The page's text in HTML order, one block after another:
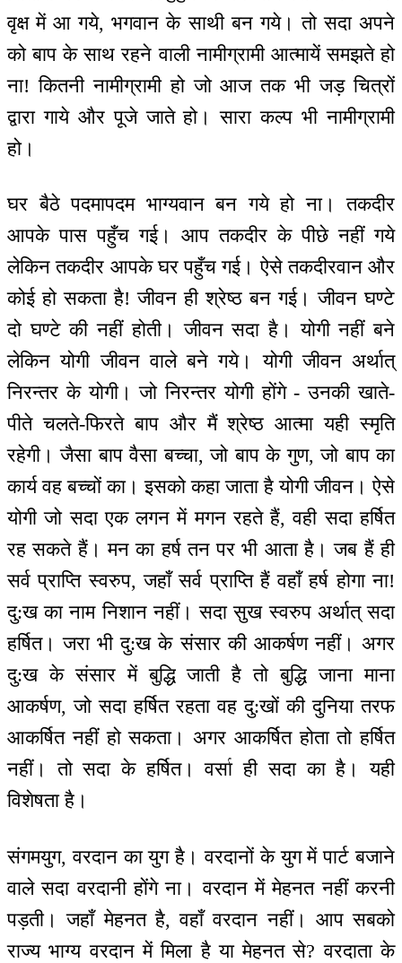
वृक्ष में आ गये, भगवान के साथी बन गये। तो सदा अपने
को बाप के साथ रहने वाली नामीग्रामी आत्मायें समझते हो
ना! कितनी नामीग्रामी हो जो आज तक भी जड़ चित्रों
द्वारा गाये और पूजे जाते हो। सारा कल्प भी नामीग्रामी
हो।
घर बैठे पदमापदम भाग्यवान बन गये हो ना। तकदीर
आपके पास पहुँच गई। आप तकदीर के पीछे नहीं गये
लेकिन तकदीर आपके घर पहुँच गई। ऐसे तकदीरवान और
कोई हो सकता है! जीवन ही श्रेष्ठ बन गई। जीवन घण्टे
दो घण्टे की नहीं होती। जीवन सदा है। योगी नहीं बने
लेकिन योगी जीवन वाले बने गये। योगी जीवन अर्थात्
निरन्तर के योगी। जो निरन्तर योगी होंगे - उनकी खाते-
पीते चलते-फिरते बाप और मैं श्रेष्ठ आत्मा यही स्मृति
रहेगी। जैसा बाप वैसा बच्चा, जो बाप के गुण, जो बाप का
कार्य वह बच्चों का। इसको कहा जाता है योगी जीवन। ऐसे
योगी जो सदा एक लगन में मगन रहते हैं, वही सदा हर्षित
रह सकते हैं। मन का हर्ष तन पर भी आता है। जब हैं ही
सर्व प्राप्ति स्वरुप, जहाँ सर्व प्राप्ति हैं वहाँ हर्ष होगा ना!
दु:ख का नाम निशान नहीं। सदा सुख स्वरुप अर्थात् सदा
हर्षित। जरा भी दु:ख के संसार की आकर्षण नहीं। अगर
दु:ख के संसार में बुद्धि जाती है तो बुद्धि जाना माना
आकर्षण, जो सदा हर्षित रहता वह दु:खों की दुनिया तरफ
आकर्षित नहीं हो सकता। अगर आकर्षित होता तो हर्षित
नहीं। तो सदा के हर्षित। वर्सा ही सदा का है। यही
विशेषता है।
संगमयुग, वरदान का युग है। वरदानों के युग में पार्ट बजाने
वाले सदा वरदानी होंगे ना। वरदान में मेहनत नहीं करनी
पड़ती। जहाँ मेहनत है, वहाँ वरदान नहीं। आप सबको
राज्य भाग्य वरदान में मिला है या मेहनत से? वरदाता के